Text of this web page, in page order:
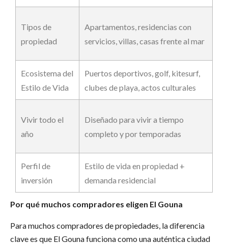
Tipos de
propiedad
Apartamentos, residencias con
servicios, villas, casas frente al mar
Ecosistema del
Estilo de Vida
Puertos deportivos, golf, kitesurf,
clubes de playa, actos culturales
Vivir todo el
año
Diseñado para vivir a tiempo
completo y por temporadas
Perfil de
inversión
Estilo de vida en propiedad +
demanda residencial
Por qué muchos compradores eligen El Gouna
Para muchos compradores de propiedades, la diferencia
clave es que El Gouna funciona como una auténtica ciudad